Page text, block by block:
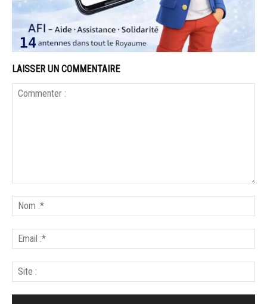
LAISSER UN COMMENTAIRE